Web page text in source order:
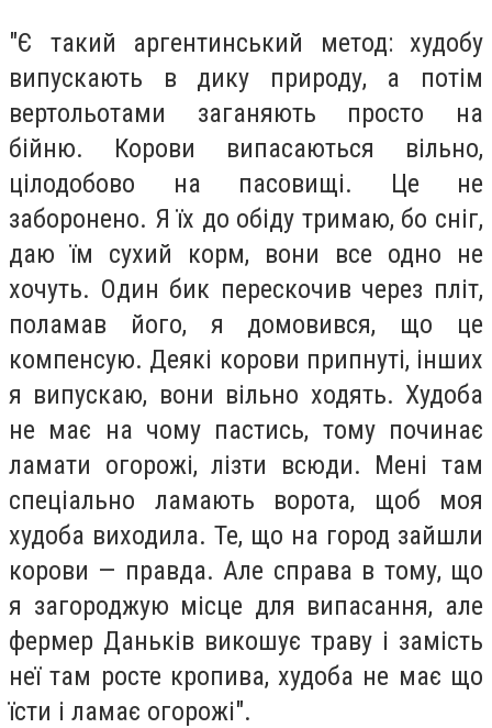
"Є такий аргентинський метод: худобу
випускають в дику природу, а потім
вертольотами заганяють просто на
бійню. Корови випасаються вільно,
цілодобово на пасовищі. Це не
заборонено. Я їх до обіду тримаю, бо сніг,
даю їм сухий корм, вони все одно не
хочуть. Один бик перескочив через пліт,
поламав його, я домовився, що це
компенсую. Деякі корови припнуті, інших
я випускаю, вони вільно ходять. Худоба
не має на чому пастись, тому починає
ламати огорожі, лізти всюди. Мені там
спеціально ламають ворота, щоб моя
худоба виходила. Те, що на город зайшли
корови — правда. Але справа в тому, що
я загороджую місце для випасання, але
фермер Даньків викошує траву і замість
неї там росте кропива, худоба не має що
їсти і ламає огорожі".